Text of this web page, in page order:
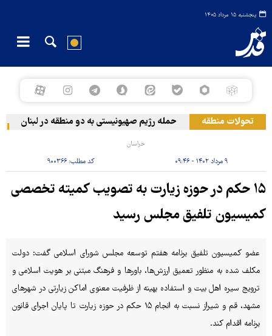
پنجشنبه ۱۵ مرداد ۱۴۰۵
تحولات منطقه حمله رژیم صهیونیستی به دو منطقه در لبنان
خراسان
۹ مرداد ۱۴۰۲ - ۰۹:۴۶ کد مطلب: ۹۰۰۳۶۶
۱۵ حکم در حوزه زیارت به تصویب کمیته تخصصی
کمیسیون تلفیق مجلس رسید
عضو کمیسیون تلفیق برنامه هفتم توسعه مجلس شورای اسلامی گفت: دولت
مکلف شده به منظور تعمیق ارزش‌ها، باورها و فرهنگ مبتنی بر هویت اسلامی و
ترویج سیره اهل بیت و استفاده بهینه از ظرفیت معنوی اماکن زیارتی در شهرهای
مشهد، قم و شیراز نسبت به انجام ۱۵ حکم در حوزه زیارت تا پایان اجرای قانون
برنامه اقدام کند.